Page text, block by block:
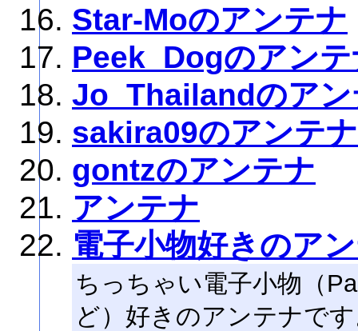
Star-Moのアンテナ
Peek_Dogのアン
Jo_Thailandのアン
sakira09のアンテナ
gontzのアンテナ
アンテナ
電子小物好きのア
ちっちゃい電子小物（
ど）好きのアンテナで